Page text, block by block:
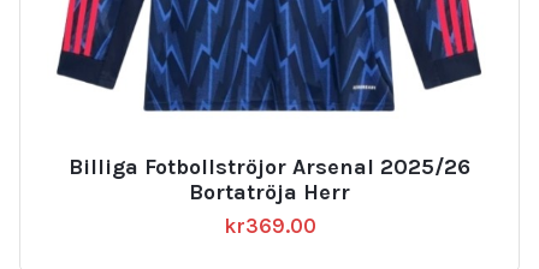
Billiga Fotbollströjor Arsenal 2025/26
Bortatröja Herr
kr369.00